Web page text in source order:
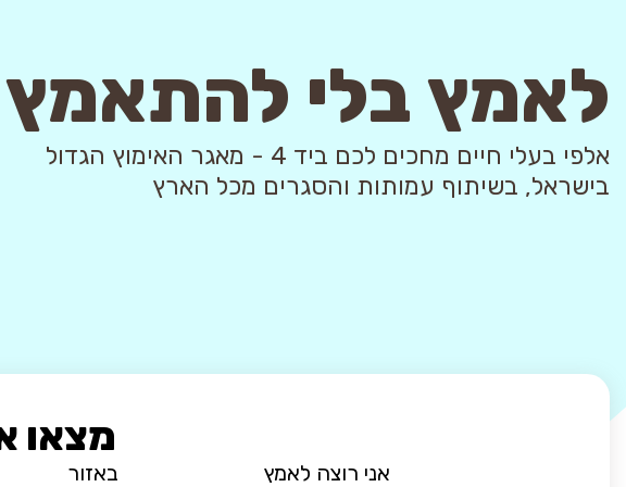
לאמץ בלי להתאמץ
אלפי בעלי חיים מחכים לכם ביד 4 - מאגר האימוץ הגדול
בישראל, בשיתוף עמותות והסגרים מכל הארץ
מצאו
אני רוצה לאמץ באזור